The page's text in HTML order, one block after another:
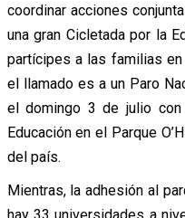
coordinar acciones
una gran Cicletada por la
partícipes a las familias
el llamado es a un Paro
el domingo 3 de julio con
Educación en el Parque
del país.
Mientras, la adhesión al
hay 33 universidades a